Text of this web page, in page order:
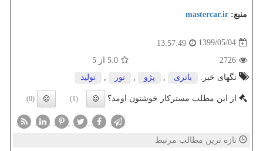
منبع: mastercar.ir
1399/05/04
13:57:49
2726
5.0 از 5
تگهای خبر:
باتری پژو تور تولید
از این مطلب مسترکار خوشتون اومد؟ (1)
(0)
تازه ترین مطالب مرتبط